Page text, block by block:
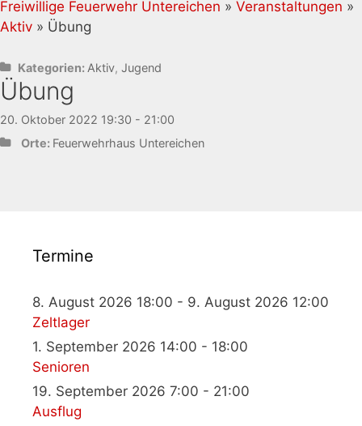
Freiwillige Feuerwehr Untereichen » Veranstaltungen »
Aktiv » Übung
Kategorien: Aktiv, Jugend
Übung
20. Oktober 2022 19:30 - 21:00
Orte: Feuerwehrhaus Untereichen
Termine
8. August 2026 18:00 - 9. August 2026 12:00
Zeltlager
1. September 2026 14:00 - 18:00
Senioren
19. September 2026 7:00 - 21:00
Ausflug